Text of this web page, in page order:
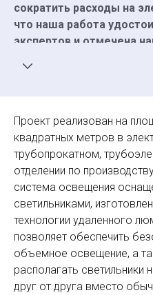
сократить расходы на
что наша работа
экспертов и отмечена
Проект реализован на
квадратных метров в
трубопрокатном,
отделении по
система освещения
светильниками,
технологии удаленного
позволяет обеспечить
объемное освещение, а
располагать светильники
друг от друга вместо